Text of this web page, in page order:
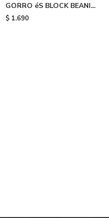
GORRO éS BLOCK BEANIE
- Black
$ 1.690